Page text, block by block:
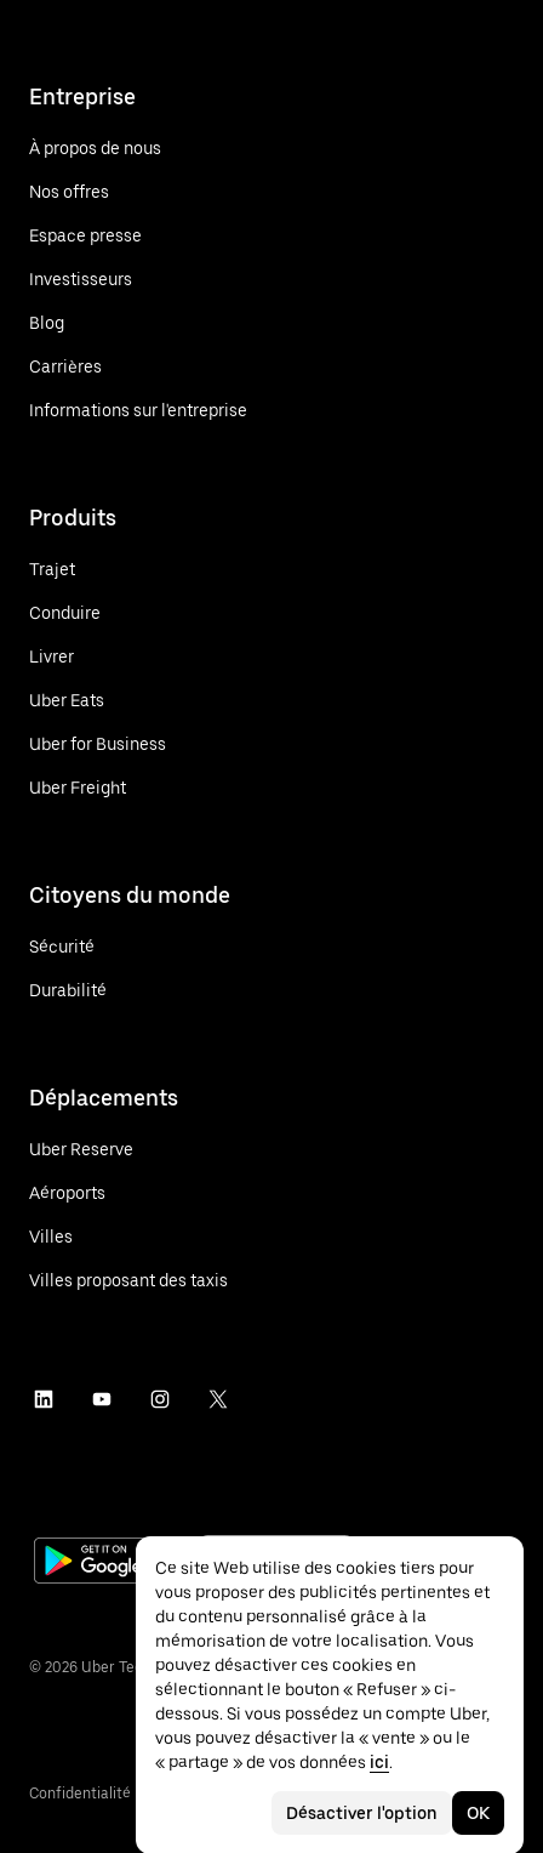
Entreprise
À propos de nous
Nos offres
Espace presse
Investisseurs
Blog
Carrières
Informations sur l'entreprise
Produits
Trajet
Conduire
Livrer
Uber Eats
Uber for Business
Uber Freight
Citoyens du monde
Sécurité
Durabilité
Déplacements
Uber Reserve
Aéroports
Villes
Villes proposant des taxis
© 2026 Uber Technologies Inc.
Confidentialité
Ce site Web utilise des cookies tiers pour
vous proposer des publicités pertinentes et
du contenu personnalisé grâce à la
mémorisation de votre localisation. Vous
pouvez désactiver ces cookies en
sélectionnant le bouton « Refuser » ci-
dessous. Si vous possédez un compte Uber,
vous pouvez désactiver la « vente » ou le
« partage » de vos données ici.
Désactiver l'option OK